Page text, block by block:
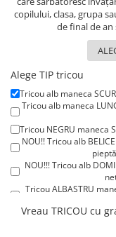
Lenjerii de pat pentru
Cadouri Cuplu
Pijamale de CRACIUN
Pijamale de dama
Pijamale de barbati
Halate si capoate
Pijamale
WINTER Collection
Halate si pijamale Family
Incaltaminte
Seturi elegante femei
copilului, clasa, grupa
de final de
Alege TIP tricou
Tricou alb maneca
Tricou alb maneca
Tricou NEGRU maneca
NOU!! Tricou alb
NOU!!! Tricou alb
Tricou ALBASTRU
Tricou ROSU maneca
Tricou POLO alb
Vreau TRICOU cu